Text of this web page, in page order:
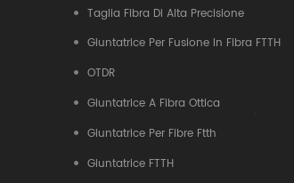
Taglia Fibra Di Alta Precisione
Giuntatrice Per Fusione In Fibra FTTH
OTDR
Giuntatrice A Fibra Ottica
Giuntatrice Per Fibre Ftth
Giuntatrice FTTH